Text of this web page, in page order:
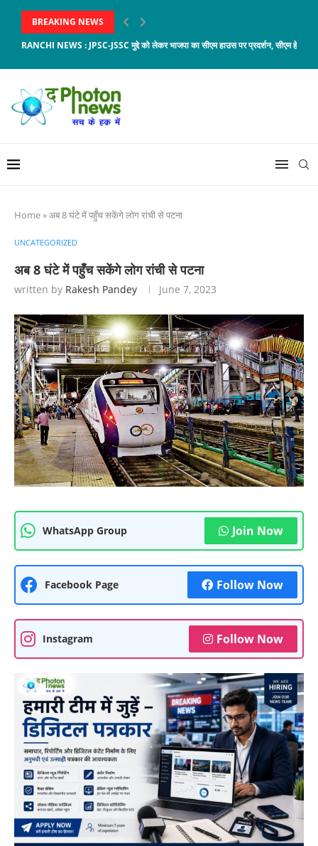
BREAKING NEWS
RANCHI NEWS : JPSC-JSSC मुद्दे को लेकर भाजपा का सीएम हाउस पर प्रदर्शन, सीएम हेमंत...
Home»अब 8 घंटे में पहुँच सकेंगे लोग रांची से पटना
UNCATEGORIZED
अब 8 घंटे में पहुँच सकेंगे लोग रांची से पटना
written by Rakesh Pandey June 7, 2023
WhatsApp Group Join Now
Facebook Page Follow Now
Instagram Follow Now